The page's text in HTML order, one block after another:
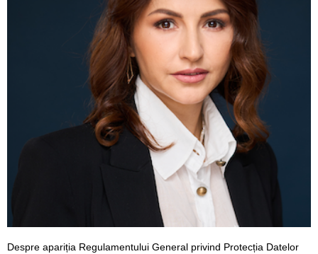
Despre apariția Regulamentului General privind Protecția Datelor